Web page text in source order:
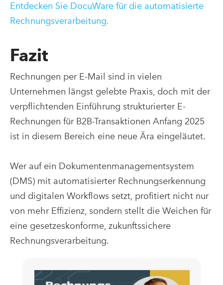
Entdecken Sie DocuWare für die automatisierte
Rechnungsverarbeitung.
Fazit
Rechnungen per E-Mail sind in vielen
Unternehmen längst gelebte Praxis, doch mit der
verpflichtenden Einführung strukturierter E-
Rechnungen für B2B-Transaktionen Anfang 2025
ist in diesem Bereich eine neue Ära eingeläutet.
Wer auf ein Dokumentenmanagementsystem
(DMS) mit automatisierter Rechnungserkennung
und digitalen Workflows setzt, profitiert nicht nur
von mehr Effizienz, sondern stellt die Weichen für
eine gesetzeskonforme, zukunftssichere
Rechnungsverarbeitung.